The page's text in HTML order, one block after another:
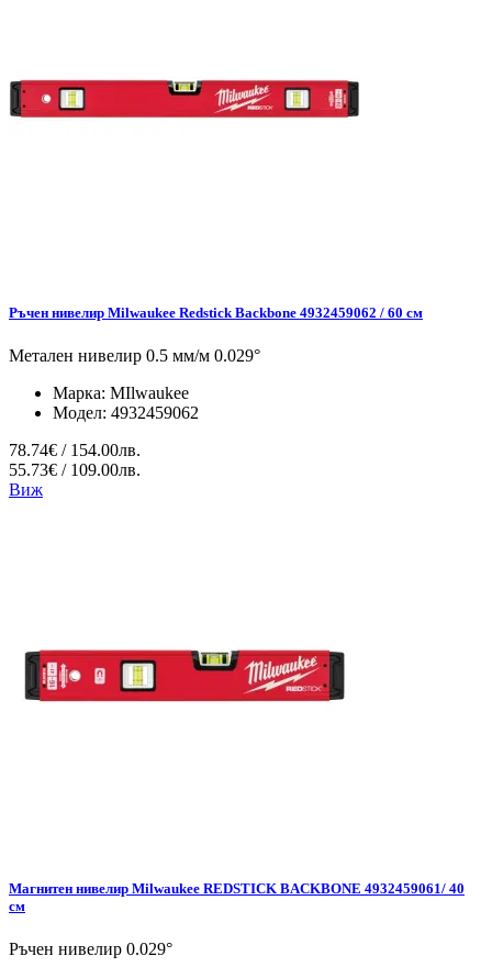
Ръчен нивелир Milwaukee Redstick Backbone 4932459062 / 60 см
Метален нивелир 0.5 мм/м 0.029°
Марка: MIlwaukee
Модел: 4932459062
78.74€ / 154.00лв.
55.73€ / 109.00лв.
Виж
Магнитен нивелир Milwaukee REDSTICK BACKBONE 4932459061/ 40
см
Ръчен нивелир 0.029°